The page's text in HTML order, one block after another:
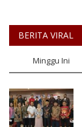
BERITA VIRAL
Minggu Ini